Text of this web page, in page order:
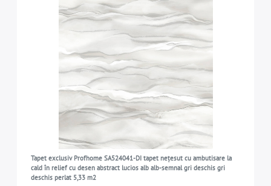
Tapet exclusiv Profhome SA524041-DI tapet nețesut cu ambutisare la
cald în relief cu desen abstract lucios alb alb-semnal gri deschis gri
deschis perlat 5,33 m2